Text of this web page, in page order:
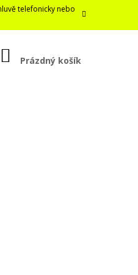
telefonicky nebo
NÁKUPNÍ
KOŠÍK
Prázdný košík